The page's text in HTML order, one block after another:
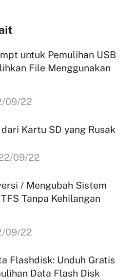
untuk Pemulihan USB
File Menggunakan
09/22
Kartu SD yang Rusak
09/22
/ Mengubah Sistem
Tanpa Kehilangan
09/22
Flashdisk: Unduh Gratis
Data Flash Disk